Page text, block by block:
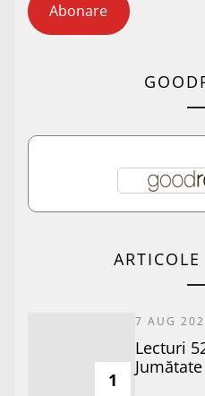
Abonare
ARTICOLE
1
7 AUG
Lecturi